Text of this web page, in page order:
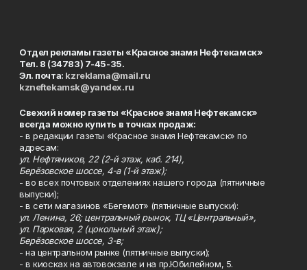
Отдел рекламы газеты «Красное знамя Нефтекамск»
Тел. 8 (34783) 7-45-35.
Эл. почта: kzreklama@mail.ru
kzneftekamsk@yandex.ru
Свежий номер газеты «Красное знамя Нефтекамск»
всегда можно купить в точках продаж:
- в редакции газеты «Красное знамя Нефтекамск» по
адресам:
ул. Нефтяников, 22 (2-й этаж, каб. 214),
Берёзовское шоссе, 4-а (1-й этаж);
- во всех почтовых отделениях нашего города (пятничные
выпуски);
- в сети магазинов «Бегемот» (пятничные выпуски):
ул. Ленина, 26; центральный рынок, ТЦ «Центральный»,
ул. Парковая, 2 (цокольный этаж);
Берёзовское шоссе, 3-в;
- на центральном рынке (пятничные выпуски);
- в киосках на автовокзале и на пр.Юбилейном, 5.